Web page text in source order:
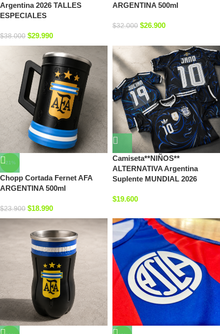
Argentina 2026 TALLES
ESPECIALES
$38.000 $29.990
ARGENTINA 500ml
$32.000 $26.900
-21%
Chopp Cortada Fernet AFA
ARGENTINA 500ml
$23.900 $18.990
Camiseta**NIÑOS**
ALTERNATIVA Argentina
Suplente MUNDIAL 2026
$19.600